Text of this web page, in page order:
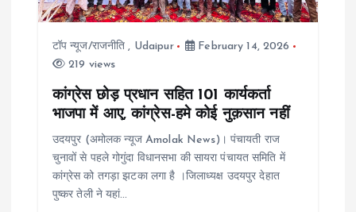
टॉप न्यूज/राजनीति , Udaipur
February 14, 2026
219 views
कांग्रेस छोड़ प्रधान सहित 101 कार्यकर्ता
भाजपा में आए, कांग्रेस-हमे कोई नुक़सान नहीं
उदयपुर (अमोलक न्यूज Amolak News)। पंचायती राज
चुनावों से पहले गोगुंदा विधानसभा की सायरा पंचायत समिति में
कांग्रेस को तगड़ा झटका लगा है ।जिलाध्यक्ष उदयपुर देहात
पुष्कर तेली ने यहां…